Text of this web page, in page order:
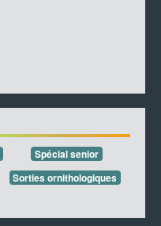
Spécial senior
Sorties ornithologiques